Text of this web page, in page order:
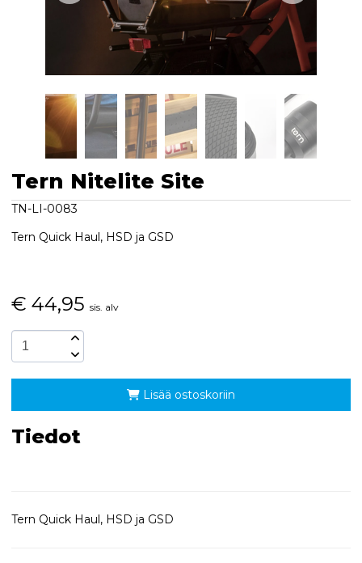
Tern Nitelite Site
TN-LI-0083
Tern Quick Haul, HSD ja GSD
€ 44,95 sis. alv
Lisää ostoskoriin
Tiedot
Tern Quick Haul, HSD ja GSD